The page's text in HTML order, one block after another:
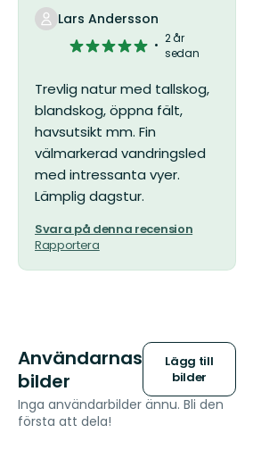
Lars Andersson
5
5
stjärnor
2 år
sedan
Trevlig natur med tallskog,
blandskog, öppna fält,
havsutsikt mm. Fin
välmarkerad vandringsled
med intressanta vyer.
Lämplig dagstur.
Svara på denna recension
Rapportera
Användarnas
bilder
Lägg till
bilder
Inga användarbilder ännu. Bli den
första att dela!